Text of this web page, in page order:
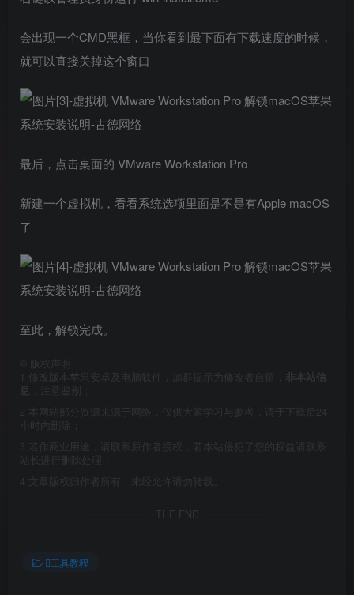
会出现一个CMD黑框，当你看到最下面有下载速度的时候，
就可以直接关掉这个窗口
最后，点击桌面的 VMware Workstation Pro
新建一个虚拟机，看看系统选项里面是不是有Apple macOS
了
至此，解锁完成。
版权声明
1
修改版本苹果安卓及电脑软件，加群提示为修改者自留，
非本站信
息 ，注意鉴别；
2 本网站部分资源来源于网络，仅供大家学习与参考，请于下载后24
小时内删除；
3 若作商业用途，请联系原作者授权，若本站侵犯了您的权益请联系
站长进行删除处理；
4 文章版权归作者所有，未经允许请勿转载。
THE END
工具教程